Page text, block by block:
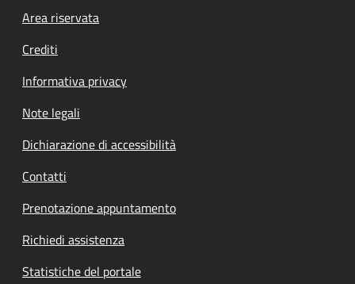
Footer menu
Area riservata
Crediti
Informativa privacy
Note legali
Dichiarazione di accessibilità
Contatti
Prenotazione appuntamento
Richiedi assistenza
Statistiche del portale